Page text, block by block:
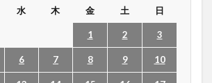
水 木 金 土 日
1 2 3
6 7 8 9 10